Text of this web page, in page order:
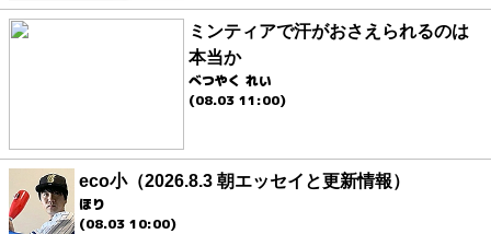
ミンティアで汗がおさえられるのは
本当か
べつやく れい
(08.03 11:00)
eco小（2026.8.3 朝エッセイと更新情報）
ほり
(08.03 10:00)